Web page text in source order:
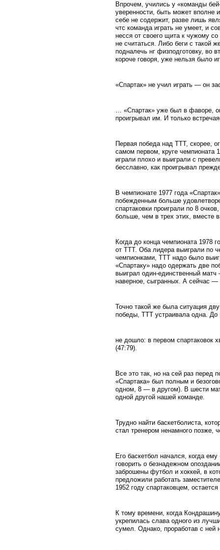
Впрочем, учились у «команды
уверенности, быть может вполне
себе не содержит, разве лишь
чтс команда играть не умеет, и
несся от своего щита к чужому
не считаться. Либо беги с такой
подналечь нг физподготовку, во
короче говоря, уже нельзя было
«Спартак» не учил играть — он
… «Спартак» уже был в фаворе,
проигрывал им. И только
Первая победа над ТТТ, скорее,
самом первом, круге чемпионата
играли плохо и выиграли с
бесславно, как проигрывал
В чемпионате 1977 года
побежденным больше
спартаковки проиграли по 8
больше, чем в трех этих, вместе
Когда до конца чемпионата 1978
от ТТТ. Оба лидера выиграли по
чемпионками, ТТТ надо было
«Спартаку» надо одержать две
выиграл один-единственный
наверное, сыгранных. А сейчас
Точно такой же была ситуация
победы, ТТТ устраивала одна. До
не дошло: в первом спартаковок
(47:79).
Все это так, но на сей раз
«Спартака» был полным и
одном, 8 — в другом). В шести
одной другой нашей команде.
Трудно найти баскетболиста,
стал тренером ненамного позже,
Его баскетбол начался, когда
говорить о безнадежном
заброшены футбол и хоккей, в
предложили работать
1952 году спартаковцем,
К тому времени, когда
укрепилась слава одного из
сумел. Однако, проработав с ней